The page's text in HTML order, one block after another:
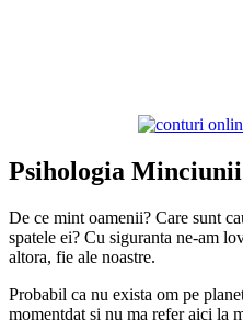
Psihologia Minciunii
De ce mint oamenii? Care sunt
spatele ei? Cu siguranta ne-am
altora, fie ale noastre.
Probabil ca nu exista om pe
momentdat si nu ma refer aici la